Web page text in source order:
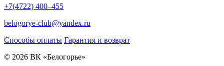
+7(4722) 400–455
belogorye-club@yandex.ru
Способы оплаты Гарантия и возврат
© 2026 ВК «Белогорье»